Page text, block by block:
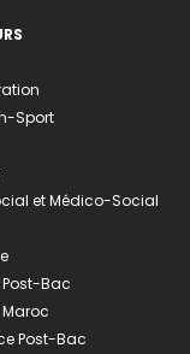
Sport
et Médico-Social
Bac
Post-Bac